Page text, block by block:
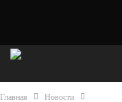
Главная Новости